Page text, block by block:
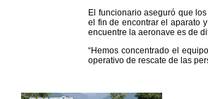
El funcionario aseguró que
el fin de encontrar el aparato
encuentre la aeronave es de
“Hemos concentrado el
operativo de rescate de las